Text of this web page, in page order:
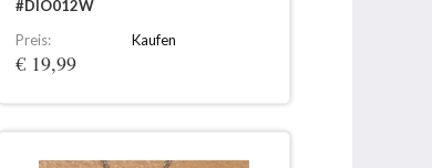
#DIO012W
Preis:
€ 19,99
Kaufen